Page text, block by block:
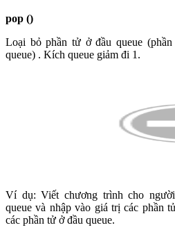
pop ()
Loại bỏ phần tử ở đầu queue
queue) . Kích queue giảm đi 1.
Ví dụ: Viết chương trình cho
queue và nhập vào giá trị các phần
các phần tử ở đầu queue.